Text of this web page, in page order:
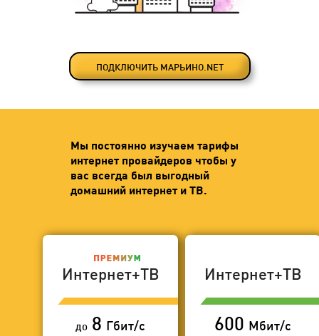
ПОДКЛЮЧИТЬ МАРЬИНО.NET
Мы постоянно изучаем тарифы
интернет провайдеров чтобы у
вас всегда был выгодный
домашний интернет и ТВ.
Интернет+ТВ
до 8 Гбит/с
Интернет+ТВ
600 Мбит/с